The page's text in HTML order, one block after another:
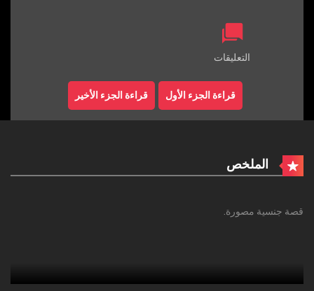
التعليقات
قراءة الجزء الأول قراءة الجزء الأخير
الملخص
قصة جنسية مصورة.